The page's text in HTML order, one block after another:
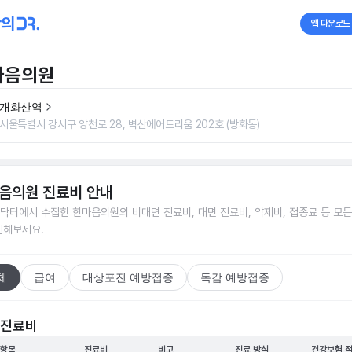
앱 다운로드
의원
개화산역
서울특별시 강서구 양천로 28, 벽산에어트리움 202호 (방화동)
의원 진료비 안내
터에서 수집한 한마음의원의 비대면 진료비, 대면 진료비, 약제비, 접종료 등 모
해보세요.
급여 대상포진 예방접종 독감 예방접종
료비
목 진료비 비고 진료 방식 건강보험